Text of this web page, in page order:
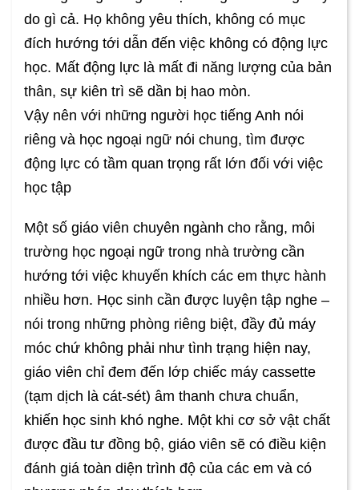
do gì cả. Họ không yêu thích, không có mục
đích hướng tới dẫn đến việc không có động lực
học. Mất động lực là mất đi năng lượng của bản
thân, sự kiên trì sẽ dần bị hao mòn.
Vậy nên với những người học tiếng Anh nói
riêng và học ngoại ngữ nói chung, tìm được
động lực có tầm quan trọng rất lớn đối với việc
học tập
Một số giáo viên chuyên ngành cho rằng, môi
trường học ngoại ngữ trong nhà trường cần
hướng tới việc khuyến khích các em thực hành
nhiều hơn. Học sinh cần được luyện tập nghe –
nói trong những phòng riêng biệt, đầy đủ máy
móc chứ không phải như tình trạng hiện nay,
giáo viên chỉ đem đến lớp chiếc máy cassette
(tạm dịch là cát-sét) âm thanh chưa chuẩn,
khiến học sinh khó nghe. Một khi cơ sở vật chất
được đầu tư đồng bộ, giáo viên sẽ có điều kiện
đánh giá toàn diện trình độ của các em và có